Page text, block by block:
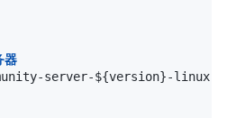
器
server-${version}-linux-